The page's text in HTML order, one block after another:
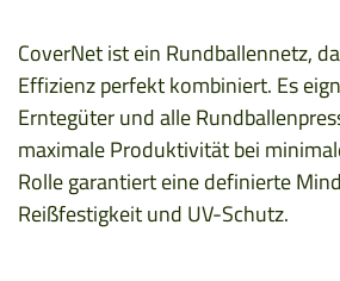
CoverNet ist ein Rundballennetz,
Effizienz perfekt kombiniert. Es
Erntegüter und alle
maximale Produktivität bei
Rolle garantiert eine definierte
Reißfestigkeit und UV-Schutz.